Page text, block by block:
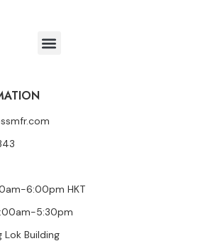
6:00pm HKT
5:30pm
Lok Building